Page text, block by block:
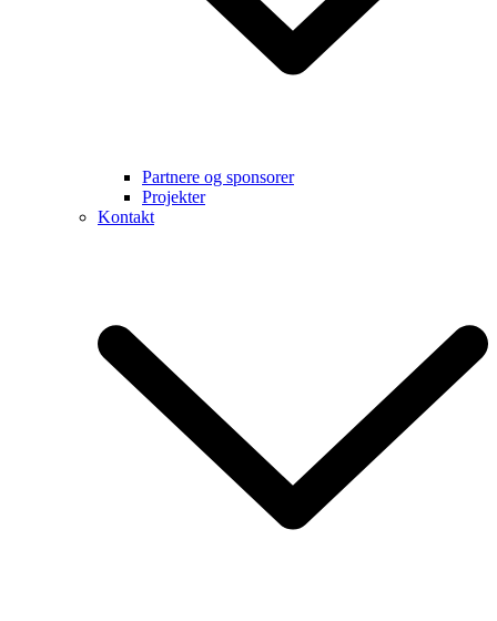
Partnere og sponsorer
Projekter
Kontakt